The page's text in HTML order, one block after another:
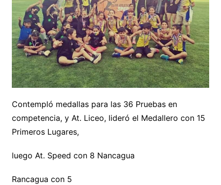
Contempló medallas para las 36 Pruebas en
competencia, y At. Liceo, lideró el Medallero con 15
Primeros Lugares,
luego At. Speed con 8 Nancagua
Rancagua con 5